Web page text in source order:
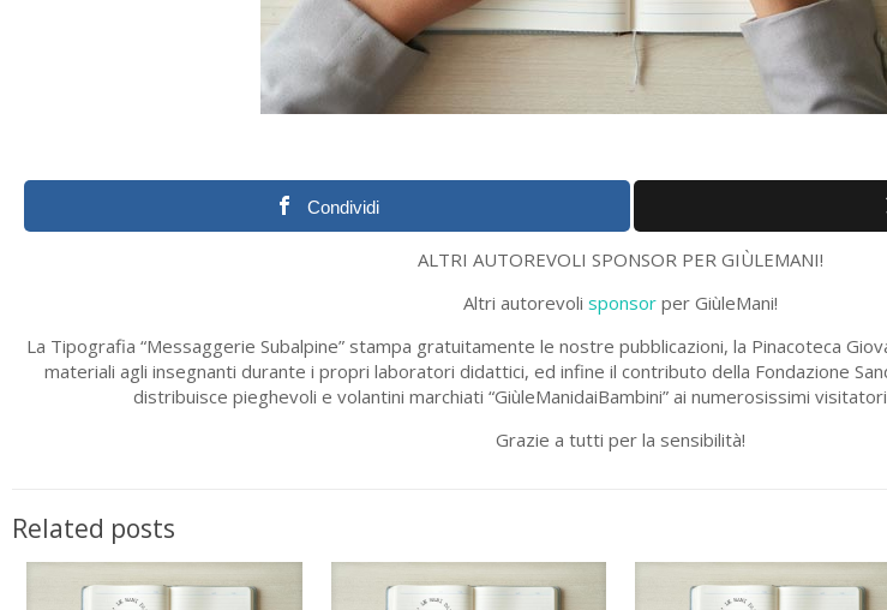
Condividi
ALTRI AUTOREVOLI SPONSOR PER GIÙLEMANI!
Altri autorevolisponsor per GiùleMani!
La Tipografia “Messaggerie Subalpine” stampa gratuitamente le nostre pubblicazioni, la Pinacoteca
materiali agli insegnanti durante i propri laboratori didattici, ed infine il contributo della Fondazione
distribuisce pieghevoli e volantini marchiati “GiùleManidaiBambini” ai numerosissimi
Grazie a tutti per la sensibilità!
Related posts